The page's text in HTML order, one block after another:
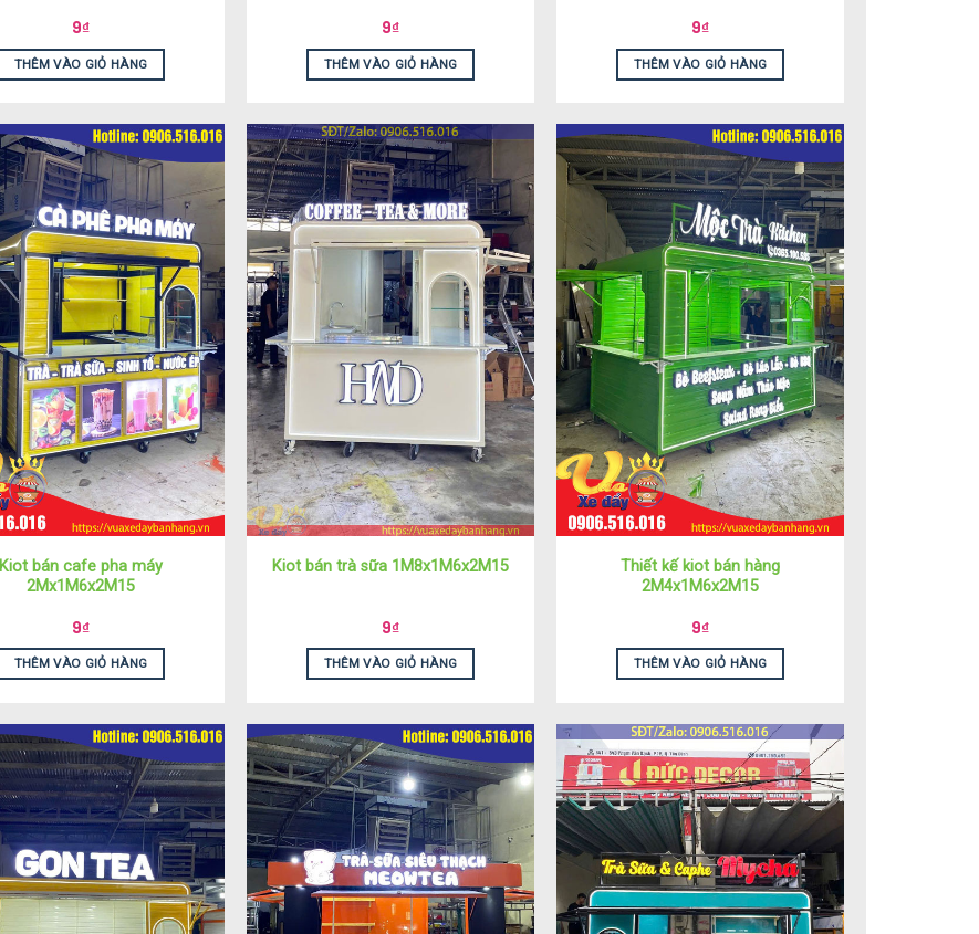
9₫
THÊM VÀO GIỎ HÀNG
9₫
THÊM VÀO GIỎ HÀNG
9₫
THÊM VÀO GIỎ HÀNG
Kiot bán cafe pha máy
2Mx1M6x2M15
9₫
THÊM VÀO GIỎ HÀNG
Kiot bán trà sữa 1M8x1M6x2M15
9₫
THÊM VÀO GIỎ HÀNG
Thiết kế kiot bán hàng
2M4x1M6x2M15
9₫
THÊM VÀO GIỎ HÀNG